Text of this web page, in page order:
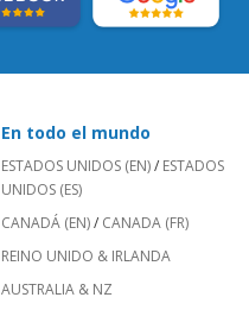
En todo el mundo
ESTADOS UNIDOS (EN)/ ESTADOS
UNIDOS (ES)
CANADÁ (EN)/ CANADA (FR)
REINO UNIDO & IRLANDA
AUSTRALIA & NZ